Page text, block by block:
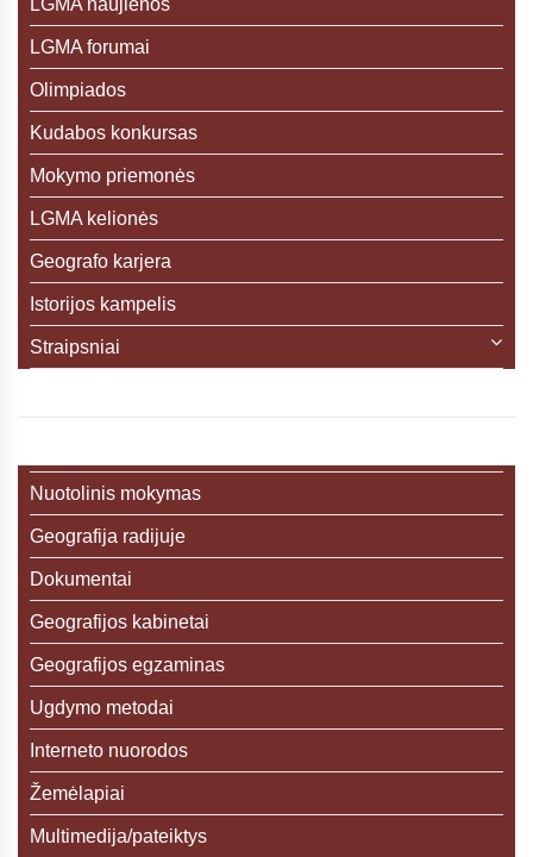
LGMA naujienos
LGMA forumai
Olimpiados
Kudabos konkursas
Mokymo priemonės
LGMA kelionės
Geografo karjera
Istorijos kampelis
Straipsniai
Nuotolinis mokymas
Geografija radijuje
Dokumentai
Geografijos kabinetai
Geografijos egzaminas
Ugdymo metodai
Interneto nuorodos
Žemėlapiai
Multimedija/pateiktys